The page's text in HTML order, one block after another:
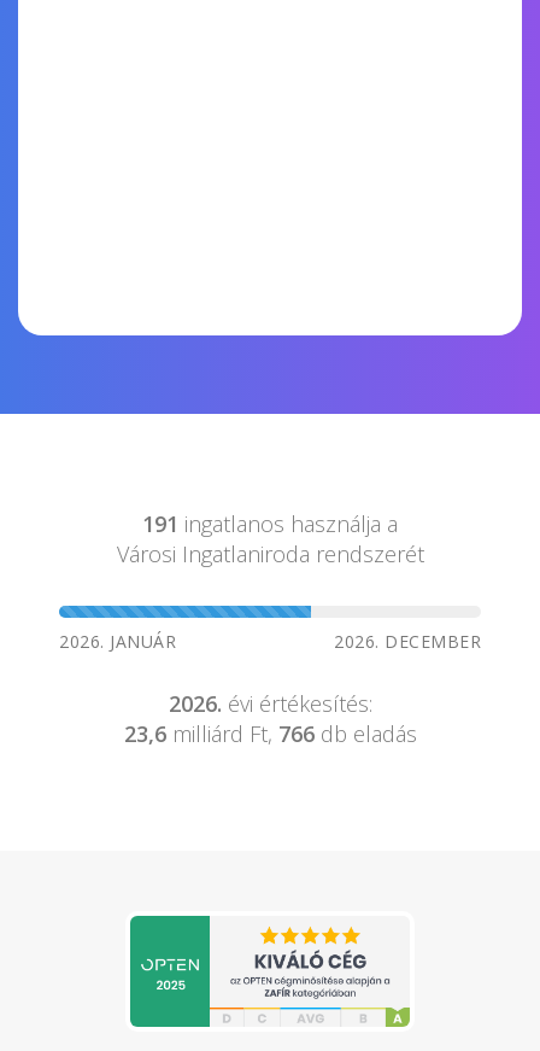
191 ingatlanos használja a
Városi Ingatlaniroda rendszerét
2026. JANUÁR 2026. DECEMBER
2026. évi értékesítés:
23,6milliárd Ft, 766db eladás